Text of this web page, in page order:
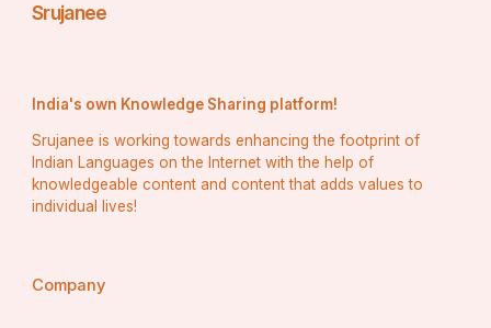
Srujanee
India's own Knowledge Sharing platform!
Srujanee is working towards enhancing the footprint of
Indian Languages on the Internet with the help of
knowledgeable content and content that adds values to
individual lives!
Company